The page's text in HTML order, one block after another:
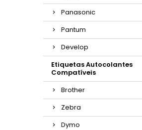
Panasonic
Pantum
Develop
Etiquetas Autocolantes
Compatíveis
Brother
Zebra
Dymo